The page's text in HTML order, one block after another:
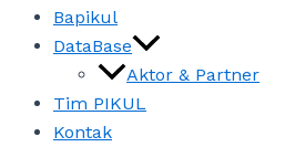
Bapikul
DataBase
Aktor & Partner
Tim PIKUL
Kontak